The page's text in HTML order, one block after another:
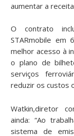
aumentar a
O contrato
STARmobile em
melhor acesso à
o plano de
serviços
reduzir os custos
Watkin,diretor
ainda: “Ao
sistema de